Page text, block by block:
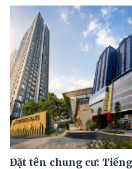
Đặt tên chung cư: